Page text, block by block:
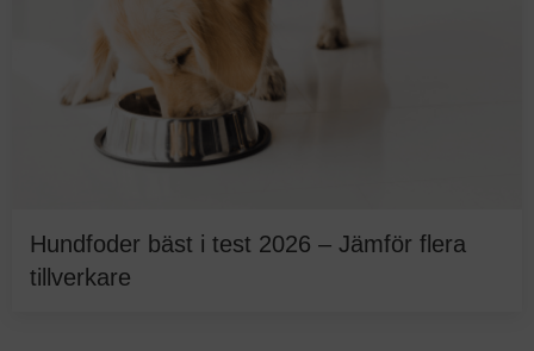
Hundfoder bäst i test 2026 – Jämför flera
tillverkare